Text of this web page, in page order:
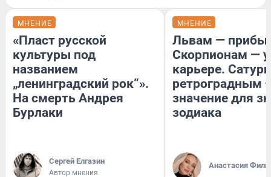
МНЕНИЕ
«Пласт русской
культуры под
названием
„ленинградский рок“».
На смерть Андрея
Бурлаки
Сергей Елгазин
Автор мнения
МНЕНИЕ
Львам —
Скорпионам —
карьере.
ретроградным
значение для
зодиака
Анастасия